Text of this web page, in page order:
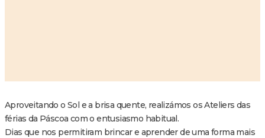
Aproveitando o Sol e a brisa quente, realizámos os Ateliers das
férias da Páscoa com o entusiasmo habitual.
Dias que nos permitiram brincar e aprender de uma forma mais